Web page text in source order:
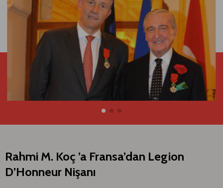
Rahmi M. Koç ’a Fransa’dan Legion
D’Honneur Nişanı